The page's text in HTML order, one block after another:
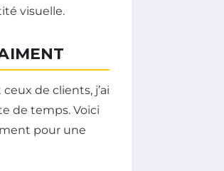
visuelle.
de clients, j’ai
de temps. Voici
pour une